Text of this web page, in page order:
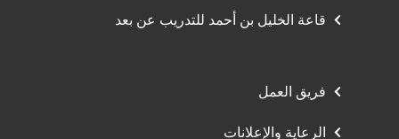
قاعة الخليل بن أحمد للتدريب عن بعد
فريق العمل
الرعاية والإعلانات